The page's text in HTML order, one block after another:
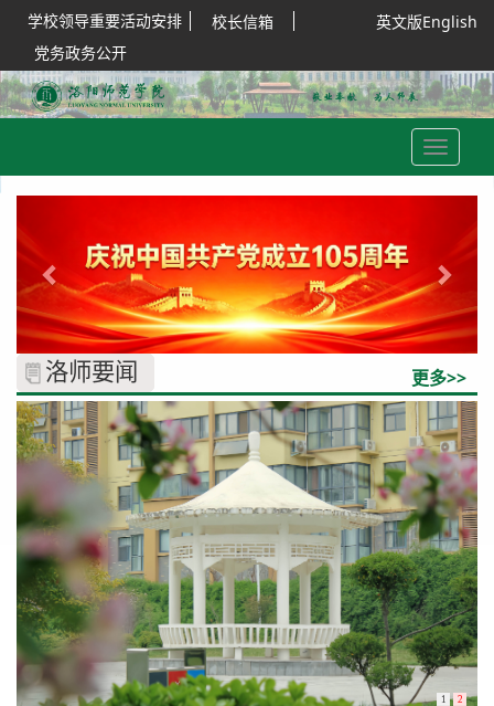
学校领导重要活动安排
校长信箱
党务政务公开
英文版English
Toggle
navigation
洛师要闻 更多>>
1 2